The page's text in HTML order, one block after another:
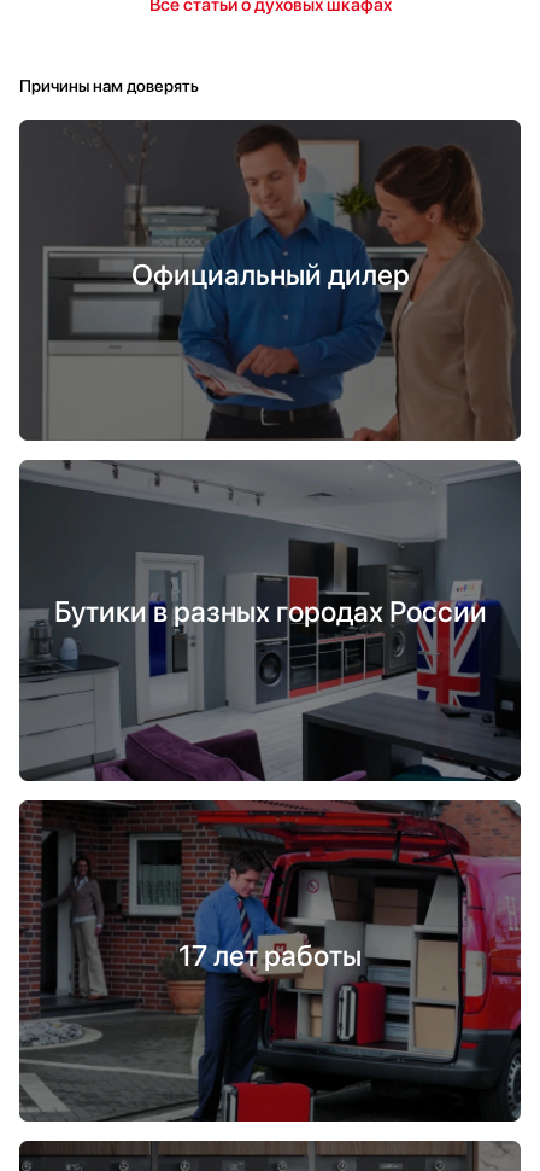
Я довольна покупкой.
Все статьи о духовых шкафах
Причины нам доверять
Официальный дилер
Бутики в разных городах России
17 лет работы